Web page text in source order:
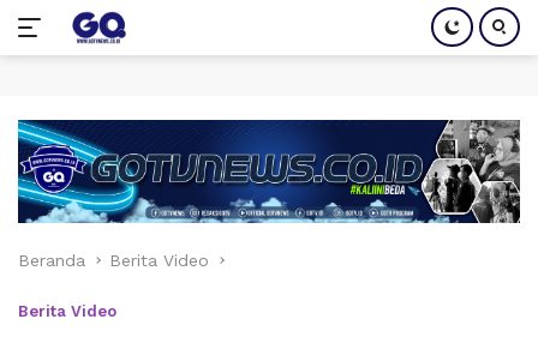
konten
Beranda Berita Video
Berita Video